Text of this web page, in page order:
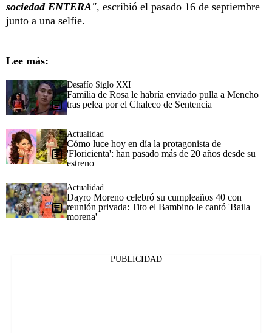
sociedad ENTERA", escribió el pasado 16 de septiembre
junto a una selfie.
Lee más:
Desafío Siglo XXI
Familia de Rosa le habría enviado pulla a Mencho
tras pelea por el Chaleco de Sentencia
Actualidad
Cómo luce hoy en día la protagonista de
'Floricienta': han pasado más de 20 años desde su
estreno
Actualidad
Dayro Moreno celebró su cumpleaños 40 con
reunión privada: Tito el Bambino le cantó 'Baila
morena'
PUBLICIDAD